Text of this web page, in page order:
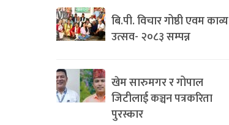
बि.पी. विचार गोष्ठी एवम काव्य
उत्सव- २०८३ सम्पन्न
खेम सारुमगर र गोपाल
जिटीलाई कञ्चन पत्रकरिता
पुरस्कार